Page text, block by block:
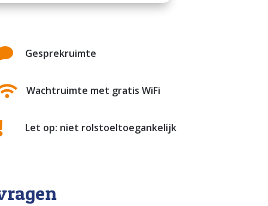
Gesprekruimte
Wachtruimte met gratis WiFi
Let op: niet rolstoeltoegankelijk